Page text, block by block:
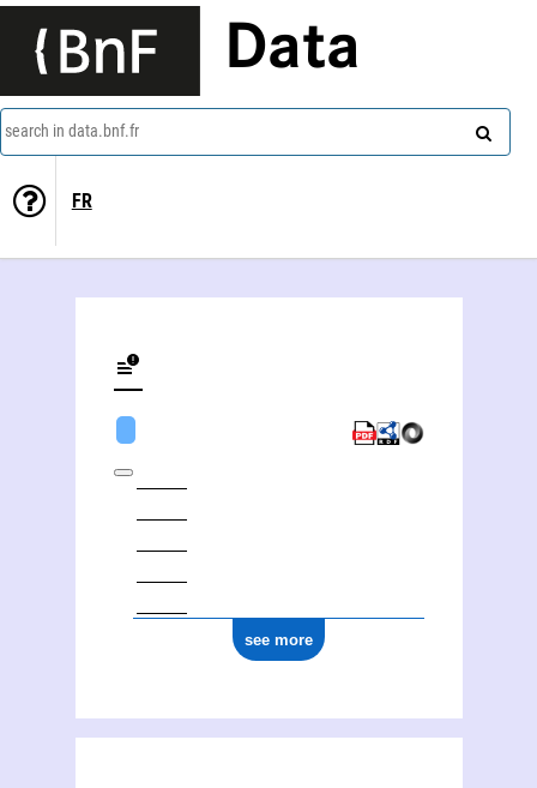
Data
search in data.bnf.fr
FR
see more